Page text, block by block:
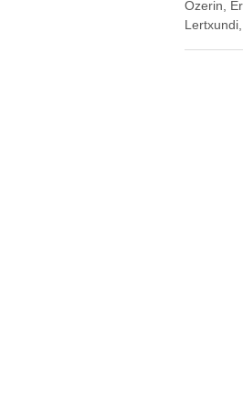
Ozerin,